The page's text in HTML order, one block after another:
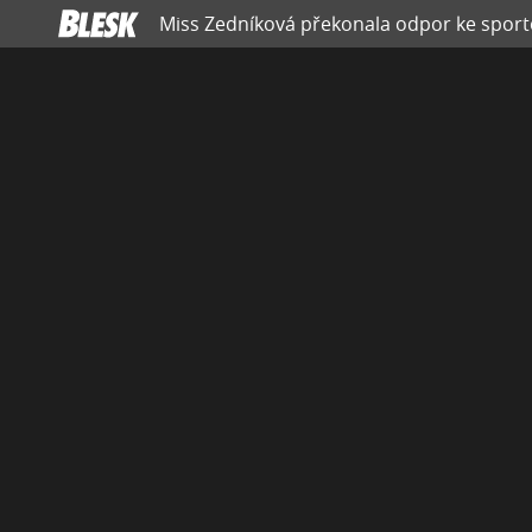
Miss Zedníková překonala odpor ke